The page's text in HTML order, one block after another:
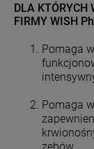
DLA KTÓRYCH
FIRMY WISH
Pomaga
Pomaga